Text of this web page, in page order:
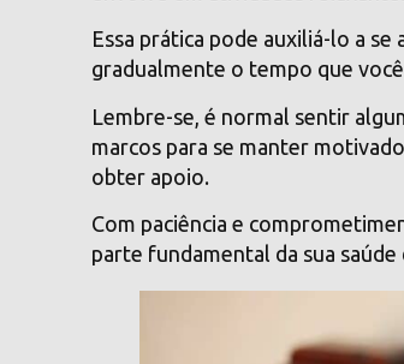
Essa prática pode auxiliá-lo a
gradualmente o tempo que
Lembre-se, é normal sentir
marcos para se manter
obter apoio.
Com paciência e
parte fundamental da sua saúde